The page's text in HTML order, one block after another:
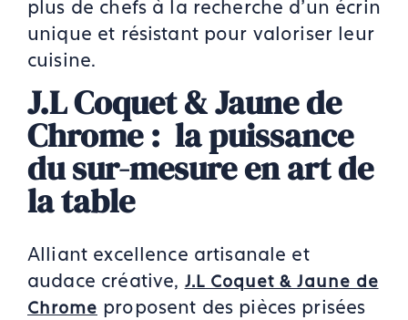
plus de chefs à la recherche d’un écrin
unique et résistant pour valoriser leur
cuisine.
J.L Coquet & Jaune de
Chrome : la puissance
du sur-mesure en art de
la table
Alliant excellence artisanale et
audace créative, J.L Coquet & Jaune de
Chrome proposent des pièces prisées